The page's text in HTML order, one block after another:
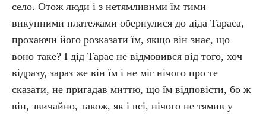
село. Отож люди і з нетямливими їм тими
викупними платежами обернулися до діда Тараса,
прохаючи його розказати їм, якщо він знає, що
воно таке? І дід Тарас не відмовився від того, хоч
відразу, зараз же він їм і не міг нічого про те
сказати, не пригадав миттю, що їм відповісти, бо ж
він, звичайно, також, як і всі, нічого не тямив у